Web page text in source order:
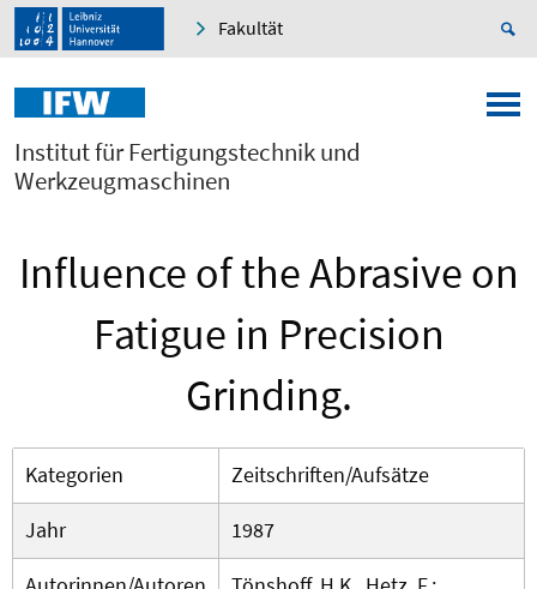
Fakultät
Institut für Fertigungstechnik und
Werkzeugmaschinen
Influence of the Abrasive on
Fatigue in Precision
Grinding.
Kategorien
Zeitschriften/Aufsätze
Jahr
1987